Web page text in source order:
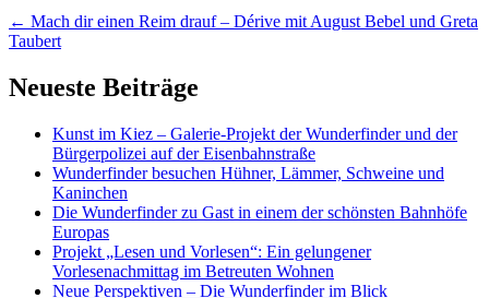
Artikel-
Navigation
← Mach dir einen Reim drauf – Dérive mit August Bebel und Greta
Taubert
Neueste Beiträge
Kunst im Kiez – Galerie-Projekt der Wunderfinder und der
Bürgerpolizei auf der Eisenbahnstraße
Wunderfinder besuchen Hühner, Lämmer, Schweine und
Kaninchen
Die Wunderfinder zu Gast in einem der schönsten Bahnhöfe
Europas
Projekt „Lesen und Vorlesen“: Ein gelungener
Vorlesenachmittag im Betreuten Wohnen
Neue Perspektiven – Die Wunderfinder im Blick